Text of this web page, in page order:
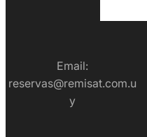
Email:
reservas@remisat.com.u
y